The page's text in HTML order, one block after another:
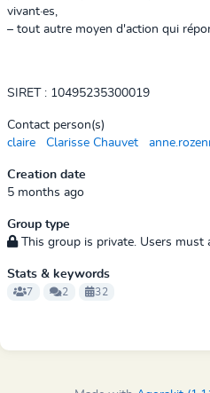
vivant·es,
– tout autre moyen d'action qui
SIRET : 10495235300019
Contact person(s)
claire
Clarisse Chauvet
Creation date
5 months ago
Group type
This group is private. Users must
Stats & keywords
7 2 32